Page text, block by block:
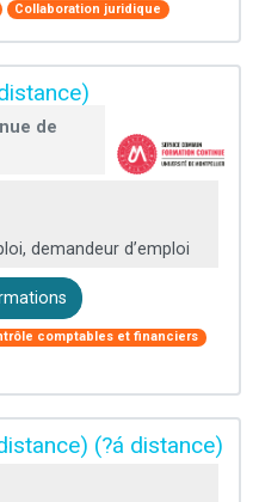
Collaboration juridique
de
demandeur d’emploi
comptables et financiers
(?á distance)